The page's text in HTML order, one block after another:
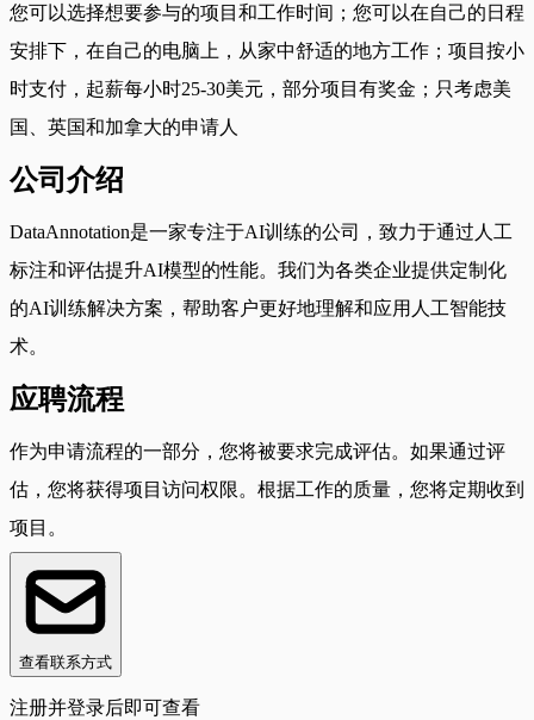
您可以选择想要参与的项目和工作时间；您可以在自己的日程
安排下，在自己的电脑上，从家中舒适的地方工作；项目按小
时支付，起薪每小时25-30美元，部分项目有奖金；只考虑美
国、英国和加拿大的申请人
公司介绍
DataAnnotation是一家专注于AI训练的公司，致力于通过人工
标注和评估提升AI模型的性能。我们为各类企业提供定制化
的AI训练解决方案，帮助客户更好地理解和应用人工智能技
术。
应聘流程
作为申请流程的一部分，您将被要求完成评估。如果通过评
估，您将获得项目访问权限。根据工作的质量，您将定期收到
项目。
查看联系方式
注册并登录后即可查看